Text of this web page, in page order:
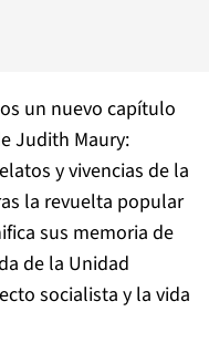
un nuevo capítulo
Judith Maury:
y vivencias de la
la revuelta popular
sus memoria de
de la Unidad
socialista y la vida